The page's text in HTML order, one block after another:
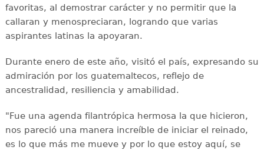
favoritas, al demostrar carácter y no permitir que la
callaran y menospreciaran, logrando que varias
aspirantes latinas la apoyaran.
Durante enero de este año, visitó el país, expresando su
admiración por los guatemaltecos, reflejo de
ancestralidad, resiliencia y amabilidad.
"Fue una agenda filantrópica hermosa la que hicieron,
nos pareció una manera increíble de iniciar el reinado,
es lo que más me mueve y por lo que estoy aquí, se